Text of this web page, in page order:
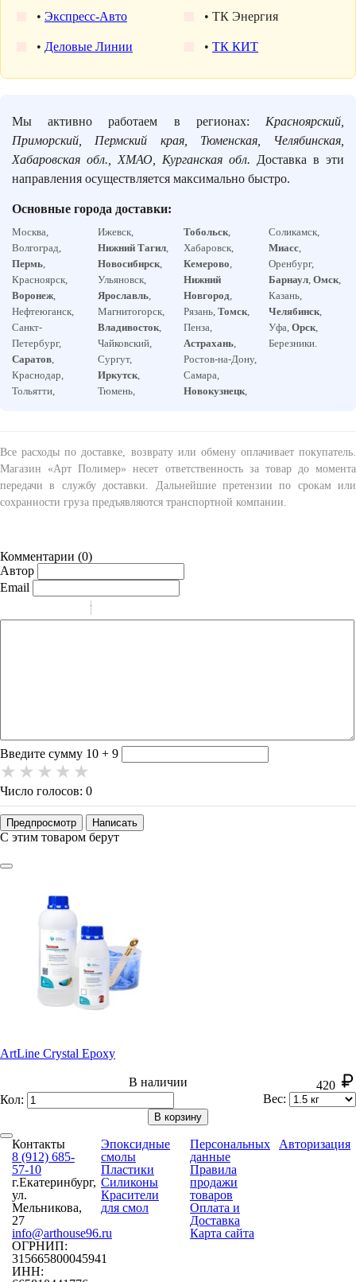
• Экспресс-Авто
• Деловые Линии
• ТК Энергия
• ТК КИТ
Мы активно работаем в регионах: Красноярский,
Приморский, Пермский края, Тюменская, Челябинская,
Хабаровская обл., ХМАО, Курганская обл. Доставка в эти
направления осуществляется максимально быстро.
Основные города доставки:
Москва,
Волгоград,
Пермь,
Красноярск,
Воронеж,
Нефтеюганск,
Санкт-
Петербург,
Саратов,
Краснодар,
Тольятти,
Ижевск,
Нижний Тагил,
Новосибирск,
Ульяновск,
Ярославль,
Магнитогорск,
Владивосток,
Чайковский,
Сургут,
Иркутск,
Тюмень,
Тобольск,
Хабаровск,
Кемерово,
Нижний
Новгород,
Рязань, Томск,
Пенза,
Астрахань,
Ростов-на-Дону,
Самара,
Новокузнецк,
Соликамск,
Миасс,
Оренбург,
Барнаул,Омск,
Казань,
Челябинск,
Уфа,Орск,
Березники.
Все расходы по доставке, возврату или обмену оплачивает покупатель.
Магазин «Арт Полимер» несет ответственность за товар до момента
передачи в службу доставки. Дальнейшие претензии по срокам или
сохранности груза предъявляются транспортной компании.
Комментарии (0)
Автор
Email
-
-
-
Введите сумму 10 + 9
Число голосов: 0
Предпросмотр Написать
С этим товаром берут
ArtLine Crystal Epoxy
В наличии
420
Кол:
Вес:
В корзину
Контакты
8 (912) 685-
57-10
г.Екатеринбург,
ул.
Мельникова,
27
info@arthouse96.ru
ОГРНИП:
315665800045941
ИНН:
Эпоксидные
смолы
Пластики
Силиконы
Красители
для смол
Персональных
данные
Правила
продажи
товаров
Оплата и
Доставка
Карта сайта
Авторизация